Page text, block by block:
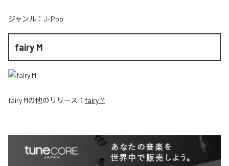
ジャンル： J-Pop
fairy M
fairy Mの他のリリース： fairy M